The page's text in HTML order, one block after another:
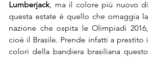
Lumberjack, ma il colore più nuovo di
questa estate è quello che omaggia la
nazione che ospita le Olimpiadi 2016,
cioè il Brasile. Prende infatti a prestito i
colori della bandiera brasiliana questo